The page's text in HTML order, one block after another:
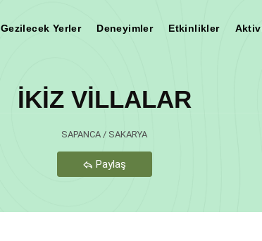
Gezilecek Yerler Deneyimler Etkinlikler
İKİZ VİLLALAR
SAPANCA / SAKARYA
Paylaş
Teşekkür Ederiz